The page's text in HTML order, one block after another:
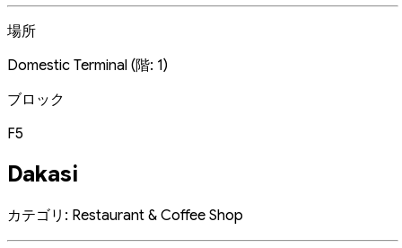
場所
Domestic Terminal (階: 1)
ブロック
F5
Dakasi
カテゴリ: Restaurant & Coffee Shop